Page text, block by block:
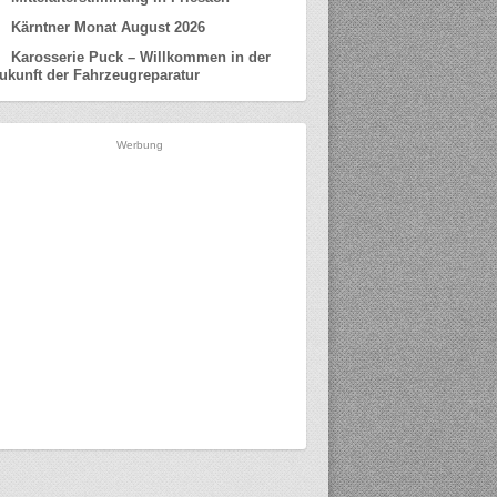
Kärntner Monat August 2026
Karosserie Puck – Willkommen in der
der Fahrzeugreparatur
Werbung